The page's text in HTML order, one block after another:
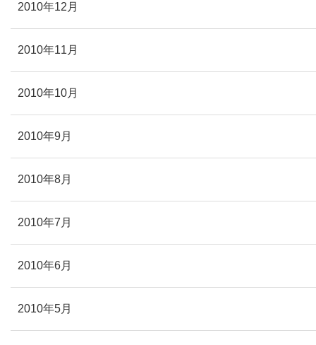
2010年12月
2010年11月
2010年10月
2010年9月
2010年8月
2010年7月
2010年6月
2010年5月